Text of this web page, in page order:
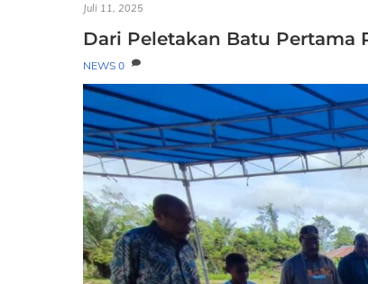
Juli 11, 2025
Dari Peletakan Batu Pertama
NEWS 0